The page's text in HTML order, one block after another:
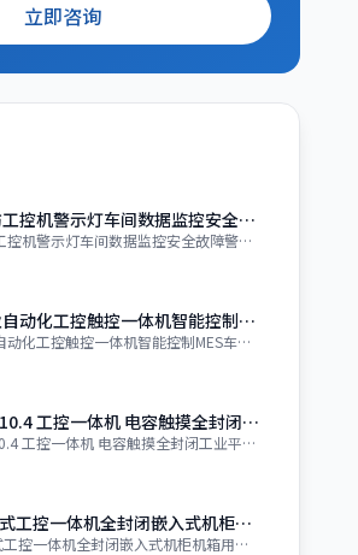
立即咨询
森克 安防工控机警示灯车间数据监控安全故障警报工控一体机
森克 安防工控机警示灯车间数据监控安全故障警报工控一体机 拿样 订购 价格 ￥
森克 工业自动化工控触控一体机智能控制MES车间数据监控工控机
森克 工业自动化工控触控一体机智能控制MES车间数据监控工控机 拿样 订购 价格
森克电子10.4 工控一体机 电容触摸全封闭工业平板电脑嵌入式工控机
森克电子10.4 工控一体机 电容触摸全封闭工业平板电脑嵌入式工控机 价格 ￥
森克机架式工控一体机全封闭嵌入式机柜机箱用工控机微型工控主机
森克机架式工控一体机全封闭嵌入式机柜机箱用工控机微型工控主机 拿样 订购 价格